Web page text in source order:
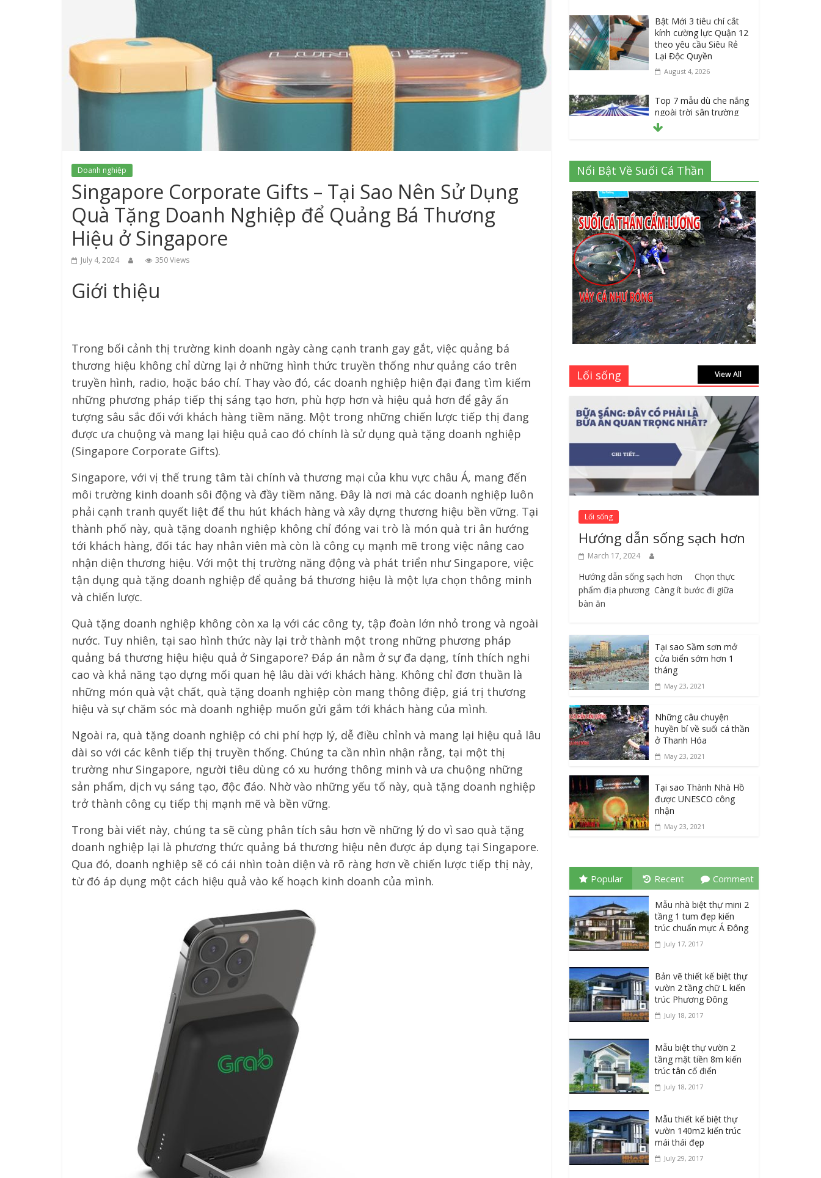
Doanh nghiệp
Singapore Corporate Gifts – Tại Sao Nên Sử Dụng
Quà Tặng Doanh Nghiệp để Quảng Bá Thương
Hiệu ở Singapore
July 4, 2024 350 Views
Giới thiệu
Trong bối cảnh thị trường kinh doanh ngày càng cạnh tranh gay gắt, việc quảng bá
thương hiệu không chỉ dừng lại ở những hình thức truyền thống như quảng cáo trên
truyền hình, radio, hoặc báo chí. Thay vào đó, các doanh nghiệp hiện đại đang tìm kiếm
những phương pháp tiếp thị sáng tạo hơn, phù hợp hơn và hiệu quả hơn để gây ấn
tượng sâu sắc đối với khách hàng tiềm năng. Một trong những chiến lược tiếp thị đang
được ưa chuộng và mang lại hiệu quả cao đó chính là sử dụng quà tặng doanh nghiệp
(Singapore Corporate Gifts).
Singapore, với vị thế trung tâm tài chính và thương mại của khu vực châu Á, mang đến
môi trường kinh doanh sôi động và đầy tiềm năng. Đây là nơi mà các doanh nghiệp luôn
phải cạnh tranh quyết liệt để thu hút khách hàng và xây dựng thương hiệu bền vững. Tại
thành phố này, quà tặng doanh nghiệp không chỉ đóng vai trò là món quà tri ân hướng
tới khách hàng, đối tác hay nhân viên mà còn là công cụ mạnh mẽ trong việc nâng cao
nhận diện thương hiệu. Với một thị trường năng động và phát triển như Singapore, việc
tận dụng quà tặng doanh nghiệp để quảng bá thương hiệu là một lựa chọn thông minh
và chiến lược.
Quà tặng doanh nghiệp không còn xa lạ với các công ty, tập đoàn lớn nhỏ trong và ngoài
nước. Tuy nhiên, tại sao hình thức này lại trở thành một trong những phương pháp
quảng bá thương hiệu hiệu quả ở Singapore? Đáp án nằm ở sự đa dạng, tính thích nghi
cao và khả năng tạo dựng mối quan hệ lâu dài với khách hàng. Không chỉ đơn thuần là
những món quà vật chất, quà tặng doanh nghiệp còn mang thông điệp, giá trị thương
hiệu và sự chăm sóc mà doanh nghiệp muốn gửi gắm tới khách hàng của mình.
Ngoài ra, quà tặng doanh nghiệp có chi phí hợp lý, dễ điều chỉnh và mang lại hiệu quả lâu
dài so với các kênh tiếp thị truyền thống. Chúng ta cần nhìn nhận rằng, tại một thị
trường như Singapore, người tiêu dùng có xu hướng thông minh và ưa chuộng những
sản phẩm, dịch vụ sáng tạo, độc đáo. Nhờ vào những yếu tố này, quà tặng doanh nghiệp
trở thành công cụ tiếp thị mạnh mẽ và bền vững.
Trong bài viết này, chúng ta sẽ cùng phân tích sâu hơn về những lý do vì sao quà tặng
doanh nghiệp lại là phương thức quảng bá thương hiệu nên được áp dụng tại Singapore.
Qua đó, doanh nghiệp sẽ có cái nhìn toàn diện và rõ ràng hơn về chiến lược tiếp thị này,
từ đó áp dụng một cách hiệu quả vào kế hoạch kinh doanh của mình.
Bật Mới 3 tiêu chí cắt
kính cường lực Quận 12
theo yêu cầu Siêu Rẻ
Lại Độc Quyền
August 4, 2026
Top 7 mẫu dù che nắng
ngoài trời sân trường
siêu bền được các
trường sử dụng nhiều
July 20, 2026
Danh sách 8 đại lý bán
tập vở học sinh giá sỉ
tại Tphcm uy tín được
đánh giá High
July 16, 2026
Cập nhật mới nhất: Vở
học sinh 96 trang giá
bao nhiêu tại 3 đại lý
lớn có tiếng ở Tphcm
hiện nay?
July 9, 2026
nhôm kính cửa lùa Siêu
Rẻ mới nhất 2026 –
Chất lượng cực đỉnh
August 7, 2026
Nổi Bật Về Suối Cá Thần
Lối sống View All
Lối sống
Hướng dẫn sống sạch hơn
March 17, 2024
Hướng dẫn sống sạch hơn Chọn thực
phẩm địa phương ​ Càng ít bước đi giữa
bàn ăn
Tại sao Sầm sơn mở
cửa biển sớm hơn 1
tháng
May 23, 2021
Những câu chuyện
huyền bí về suối cá thần
ở Thanh Hóa
May 23, 2021
Tại sao Thành Nhà Hồ
được UNESCO công
nhận
May 23, 2021
Popular Recent Comment
Mẫu nhà biệt thự mini 2
tầng 1 tum đẹp kiến
trúc chuẩn mực Á Đông
July 17, 2017
Bản vẽ thiết kế biệt thự
vườn 2 tầng chữ L kiến
trúc Phương Đông
July 18, 2017
Mẫu biệt thự vườn 2
tầng mặt tiền 8m kiến
trúc tân cổ điển
July 18, 2017
Mẫu thiết kế biệt thự
vườn 140m2 kiến trúc
mái thái đẹp
July 29, 2017